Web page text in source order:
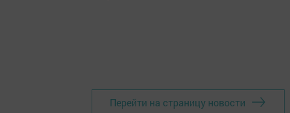
Перейти на страницу новости